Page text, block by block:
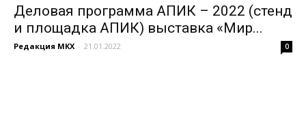
Деловая программа АПИК – 2022 (стенд
и площадка АПИК) выставка «Мир...
Редакция МКХ - 21.01.2022 0